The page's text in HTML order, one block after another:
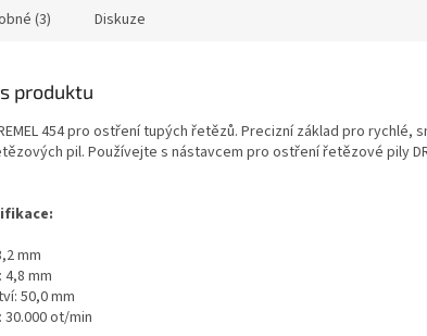
(3) Diskuze
produktu
454 pro ostření tupých řetězů. Precizní základ pro rychlé,
pil. Používejte s nástavcem pro ostření řetězové pily
mm
mm
50,0 mm
30.000 ot/min